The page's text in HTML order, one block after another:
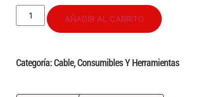
AÑADIR AL CARRITO
Categoría: Cable,Consumibles Y Herramientas